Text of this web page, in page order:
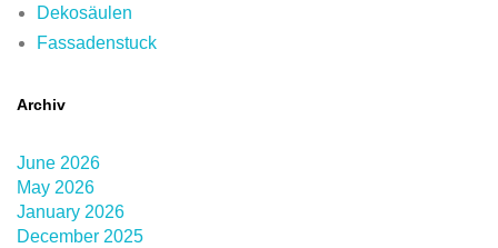
Dekosäulen
Fassadenstuck
Archiv
June 2026
May 2026
January 2026
December 2025